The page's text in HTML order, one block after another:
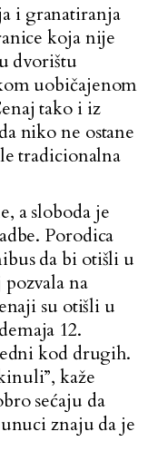
i granatiranja
koja nije
dvorištu
uobičajenom
tako i iz
niko ne ostane
tradicionalna
a sloboda je
Porodica
da bi otišli u
na
su otišli u
12.
kod drugih.
kaže
sećaju da
znaju da je